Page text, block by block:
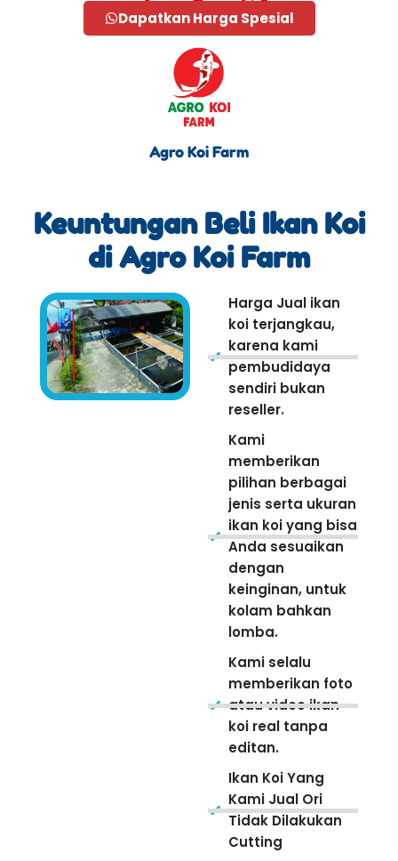
Dapatkan Harga Spesial
Agro Koi Farm
Keuntungan Beli Ikan Koi
di Agro Koi Farm
Harga Jual ikan
koi terjangkau,
karena kami
pembudidaya
sendiri bukan
reseller.
Kami
memberikan
pilihan berbagai
jenis serta ukuran
ikan koi yang bisa
Anda sesuaikan
dengan
keinginan, untuk
kolam bahkan
lomba.
Kami selalu
memberikan foto
atau video ikan
koi real tanpa
editan.
Ikan Koi Yang
Kami Jual Ori
Tidak Dilakukan
Cutting